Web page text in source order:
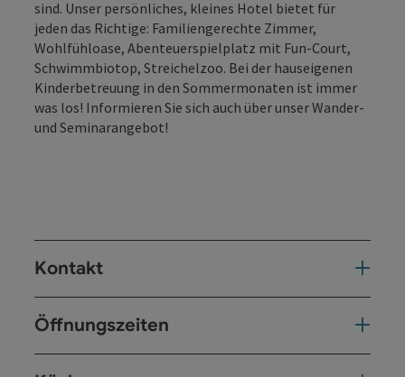
sind. Unser persönliches, kleines Hotel bietet für
jeden das Richtige: Familiengerechte Zimmer,
Wohlfühloase, Abenteuerspielplatz mit Fun-Court,
Schwimmbiotop, Streichelzoo. Bei der hauseigenen
Kinderbetreuung in den Sommermonaten ist immer
was los! Informieren Sie sich auch über unser Wander-
und Seminarangebot!
Kontakt
Öffnungszeiten